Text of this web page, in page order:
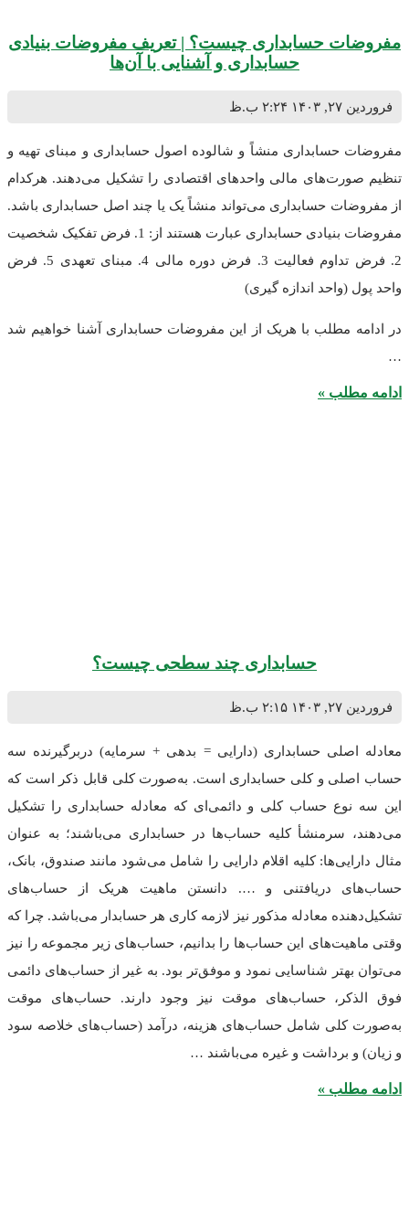
حسابداری چیست؟ | تعریف مفروضات بنیادی
حسابداری و آشنایی با آن‌ها
۲:۲۴ ب.ظ
حسابداری منشاً و شالوده اصول حسابداری و مبنای تهیه و
مالی واحد‌های اقتصادی را تشکیل می‌دهند. هرکدام
حسابداری می‌تواند منشاً یک یا چند اصل حسابداری باشد.
مفروضات بنیادی حسابداری عبارت هستند از: 1. فرض تفکیک شخصیت
2. فرض تداوم فعالیت 3. فرض دوره مالی 4. مبنای تعهدی 5. فرض
(واحد اندازه گیری)
مطلب با هریک از این مفروضات حسابداری آشنا خواهیم شد
»
حسابداری چند سطحی چیست؟
۲:۱۵ ب.ظ
حسابداری (دارایی = بدهی + سرمایه) دربرگیرنده سه
و کلی حسابداری است. به‌صورت کلی قابل ذکر است که
حساب کلی و دائمی‌ای که معادله حسابداری را تشکیل
سرمنشأ کلیه حساب‌ها در حسابداری می‌باشند؛ به عنوان
کلیه اقلام دارایی را شامل می‌شود مانند صندوق، بانک،
دریافتنی و …. دانستن ماهیت هریک از حساب‌های
معادله مذکور نیز لازمه کاری هر حسابدار می‌باشد. چرا که
این حساب‌ها را بدانیم، حساب‌های زیر مجموعه را نیز
شناسایی نمود و موفق‌تر بود. به غیر از حساب‌های دائمی
حساب‌های موقت نیز وجود دارند. حساب‌های موقت
شامل حساب‌های هزینه، درآمد (حساب‌های خلاصه سود
برداشت و غیره می‌باشند …
»